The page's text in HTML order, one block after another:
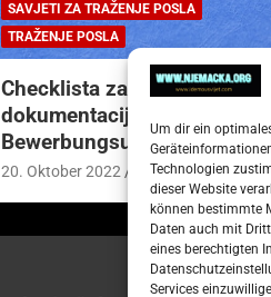
Um dir ein
Technologien
dieser Website
können bestimmte
Daten auch mit
eines berechtigten
Services
SAVJETI ZA TRAŽENJE POSLA
TRAŽENJE POSLA
Checklista za prijavnu
dokumentaciju (njem.
Bewerbungsunterlagen)
20. Oktober 2022 Redakcija